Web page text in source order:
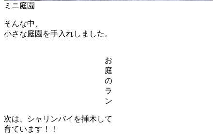
ミニ庭園
そんな中、
小さな庭園を手入れしました。
お
庭
の
ラ
ン
次は、シャリンバイを挿木して
育ています！！